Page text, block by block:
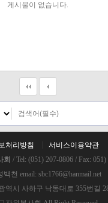
게시물이 없습니다.
처리방침
서비스이용약관
회 / Tel: (051) 207-0806 / Fax:
천 email: sbc1766@hanmail.net
역시 사하구 낙동대로 355번길